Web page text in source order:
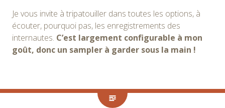
Je vous invite à tripatouiller dans toutes les options, à
écouter, pourquoi pas, les enregistrements des
internautes. C’est largement configurable à mon
goût, donc un sampler à garder sous la main !